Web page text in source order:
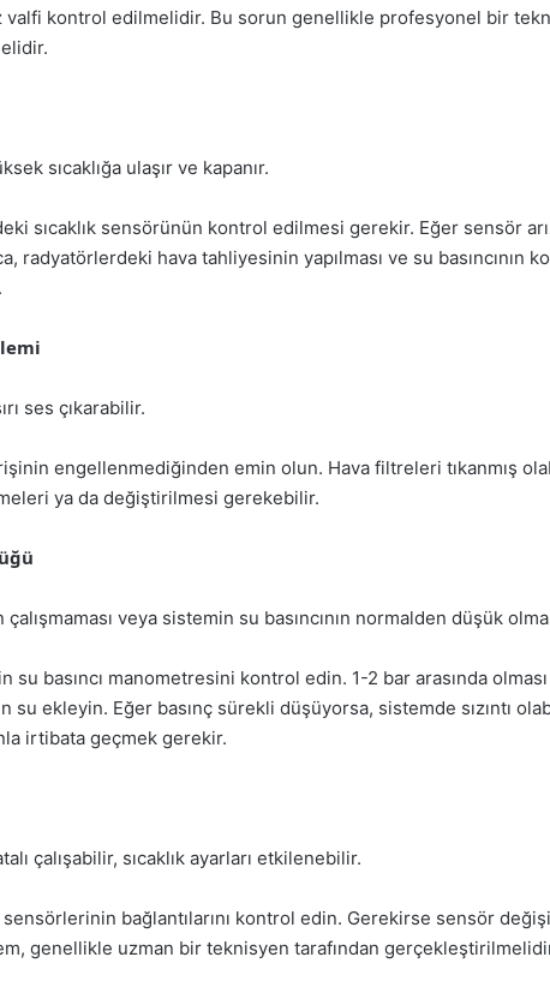
valfi kontrol edilmelidir. Bu sorun genellikle profesyonel bir
sıcaklığa ulaşır ve kapanır.
sıcaklık sensörünün kontrol edilmesi gerekir. Eğer sensör
radyatörlerdeki hava tahliyesinin yapılması ve su basıncının
ses çıkarabilir.
engellenmediğinden emin olun. Hava filtreleri tıkanmış
ya da değiştirilmesi gerekebilir.
çalışmaması veya sistemin su basıncının normalden düşük
su basıncı manometresini kontrol edin. 1-2 bar arasında
su ekleyin. Eğer basınç sürekli düşüyorsa, sistemde sızıntı
irtibata geçmek gerekir.
çalışabilir, sıcaklık ayarları etkilenebilir.
sensörlerinin bağlantılarını kontrol edin. Gerekirse sensör
genellikle uzman bir teknisyen tarafından